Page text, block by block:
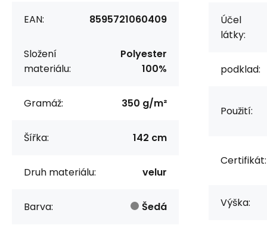
EAN: 8595721060409
Složení
materiálu:
Polyester
100%
Gramáž: 350 g/m²
Šířka: 142 cm
Druh materiálu: velur
Barva: Šedá
Účel
látky:
podklad:
Použití:
Certifikát:
Výška: